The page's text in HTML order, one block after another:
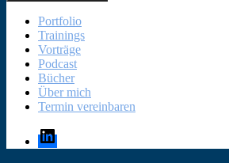
Portfolio
Trainings
Vorträge
Podcast
Bücher
Über mich
Termin vereinbaren
LinkedIn